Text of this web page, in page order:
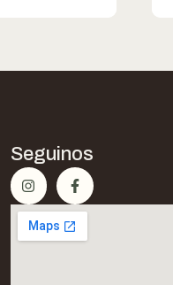
Seguinos